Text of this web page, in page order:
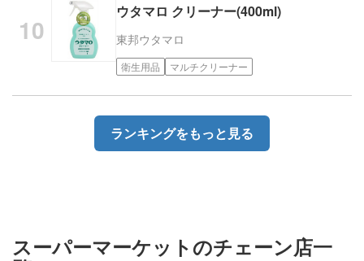
ウタマロ クリーナー(400ml)
東邦ウタマロ
衛生用品 マルチクリーナー
ランキングをもっと見る
スーパーマーケットのチェーン店一